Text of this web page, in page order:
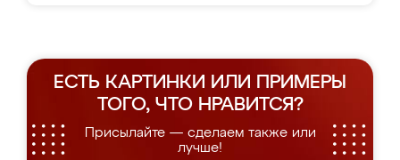
ЕСТЬ КАРТИНКИ ИЛИ ПРИМЕРЫ
ТОГО, ЧТО НРАВИТСЯ?
Присылайте — сделаем также или
лучше!